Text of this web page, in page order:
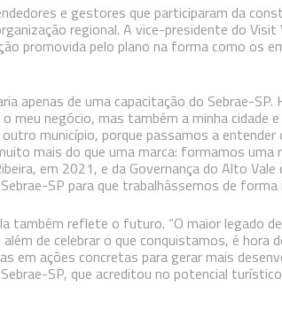
e gestores que participaram da
regional. A vice-presidente do Visit
promovida pelo plano na forma como os
apenas de uma capacitação do Sebrae-
negócio, mas também a minha cidade
município, porque passamos a entender
mais do que uma marca: formamos uma
em 2021, e da Governança do Alto
SP para que trabalhássemos de forma
também reflete o futuro. “O maior legado
de celebrar o que conquistamos, é hora
em ações concretas para gerar mais
SP, que acreditou no potencial